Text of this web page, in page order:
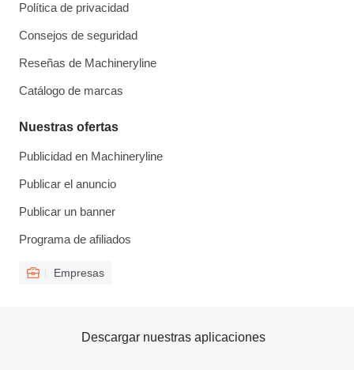
Política de privacidad
Consejos de seguridad
Reseñas de Machineryline
Catálogo de marcas
Nuestras ofertas
Publicidad en Machineryline
Publicar el anuncio
Publicar un banner
Programa de afiliados
Empresas
Descargar nuestras aplicaciones